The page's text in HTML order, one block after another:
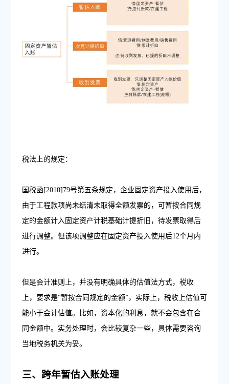
税法上的规定：
国税函[2010]79号第五条规定，企业固定资产投入使用后，
由于工程款项尚未结清未取得全额发票的，可暂按合同规
定的金额计入固定资产计税基础计提折旧，待发票取得后
进行调整。但该项调整应在固定资产投入使用后12个月内
进行。
但是会计准则上，并没有明确具体的估值法方式，税收
上，要求是“暂按合同规定的金额”，实际上，税收上估值可
能小于会计估值。比如，资本化的利息，就不会包含在合
同金额中。实务处理时，会比较复杂一些，具体需要咨询
当地税务机关为妥。
三、跨年暂估入账处理